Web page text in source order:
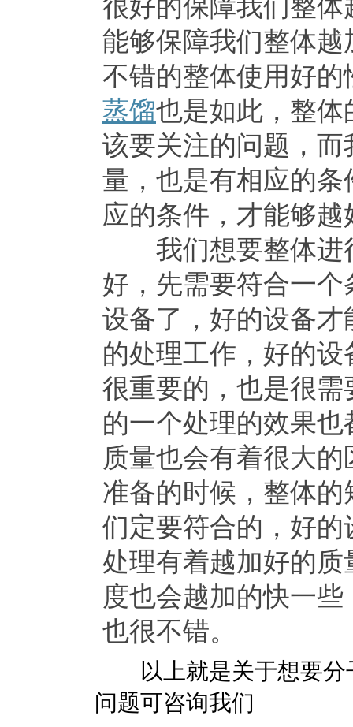
很好的保障我们整
能够保障我们整体
不错的整体使用好
蒸馏也是如此，整
该要关注的问题，
量，也是有相应的
应的条件，才能够
我们想要整体进
好，先需要符合一
设备了，好的设备
的处理工作，好的
很重要的，也是很
的一个处理的效果
质量也会有着很大
准备的时候，整体
们定要符合的，好
处理有着越加好的
度也会越加的快一
也很不错。
以上就是关于想要分
问题可咨询我们